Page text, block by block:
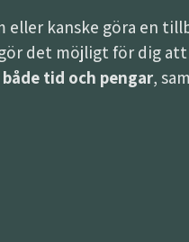
eller kanske göra en
det möjligt för dig
både tid och pengar,